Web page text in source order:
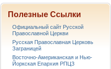
Полезные Ссылки
Официальный сайт Русской
Православной Церкви
Русская Православная Церковь
Заграницей
Восточно-Американская и Нью-
Йоркская Епархия РПЦЗ